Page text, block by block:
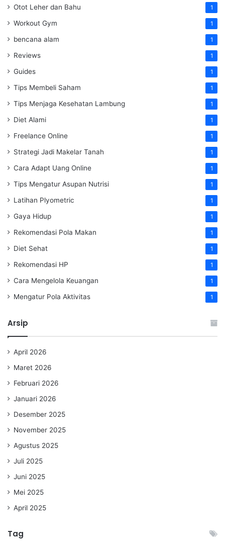
Otot Leher dan Bahu 1
Workout Gym 1
bencana alam 1
Reviews 1
Guides 1
Tips Membeli Saham 1
Tips Menjaga Kesehatan Lambung 1
Diet Alami 1
Freelance Online 1
Strategi Jadi Makelar Tanah 1
Cara Adapt Uang Online 1
Tips Mengatur Asupan Nutrisi 1
Latihan Plyometric 1
Gaya Hidup 1
Rekomendasi Pola Makan 1
Diet Sehat 1
Rekomendasi HP 1
Cara Mengelola Keuangan 1
Mengatur Pola Aktivitas 1
Arsip
April 2026
Maret 2026
Februari 2026
Januari 2026
Desember 2025
November 2025
Agustus 2025
Juli 2025
Juni 2025
Mei 2025
April 2025
Tag